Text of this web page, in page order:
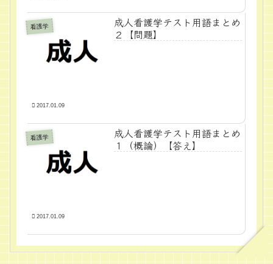
看護学
成人看護学テスト用語まとめ
２【問題】
2017.01.09
看護学
成人看護学テスト用語まとめ
１（概論）【答え】
2017.01.09